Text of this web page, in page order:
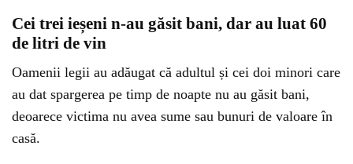
Cei trei ieșeni n-au găsit bani, dar au luat 60
de litri de vin
Oamenii legii au adăugat că adultul și cei doi minori care
au dat spargerea pe timp de noapte nu au găsit bani,
deoarece victima nu avea sume sau bunuri de valoare în
casă.